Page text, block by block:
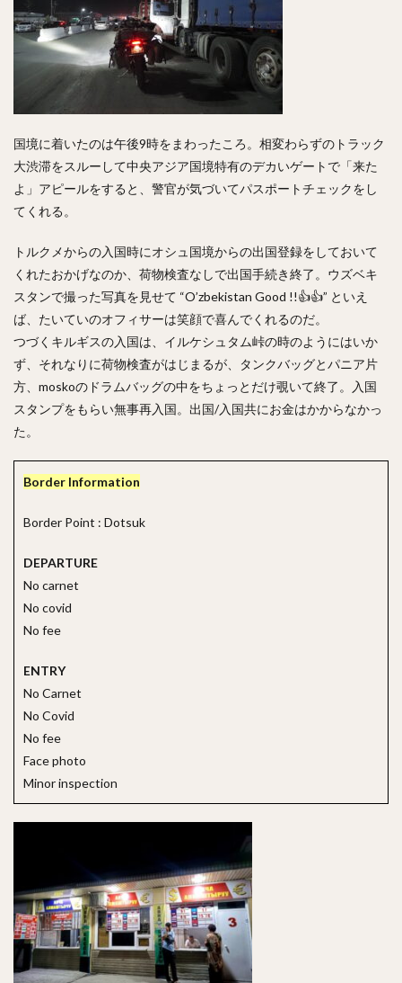
国境に着いたのは午後9時をまわったころ。相変わらずのトラック
大渋滞をスルーして中央アジア国境特有のデカいゲートで「来た
よ」アピールをすると、警官が気づいてパスポートチェックをし
てくれる。
トルクメからの入国時にオシュ国境からの出国登録をしておいて
くれたおかげなのか、荷物検査なしで出国手続き終了。ウズベキ
スタンで撮った写真を見せて “O’zbekistan Good !!👍👍” といえ
ば、たいていのオフィサーは笑顔で喜んでくれるのだ。
つづくキルギスの入国は、イルケシュタム峠の時のようにはいか
ず、それなりに荷物検査がはじまるが、タンクバッグとパニア片
方、moskoのドラムバッグの中をちょっとだけ覗いて終了。入国
スタンプをもらい無事再入国。出国/入国共にお金はかからなかっ
た。
Border Information
Border Point : Dotsuk
DEPARTURE
No carnet
No covid
No fee
ENTRY
No Carnet
No Covid
No fee
Face photo
Minor inspection